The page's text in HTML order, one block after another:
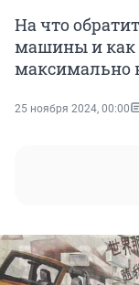
На что
машины и как
максимально
25 ноября 2024, 00:00